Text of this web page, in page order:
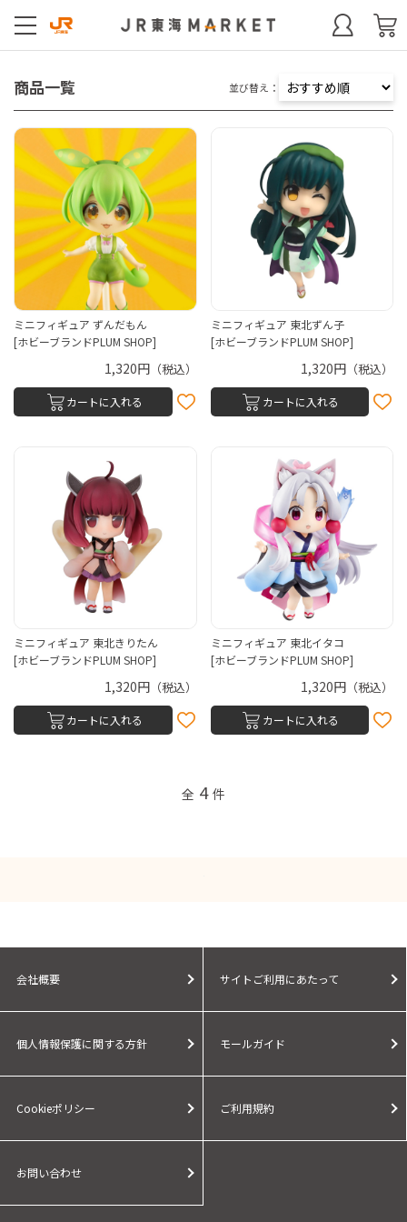
商品一覧 並び替え：
ミニフィギュア ずんだもん
[ホビーブランドPLUM SHOP]
1,320円（税込）
カートに入れる
ミニフィギュア 東北ずん子
[ホビーブランドPLUM SHOP]
1,320円 （税込）
カートに入れる
ミニフィギュア 東北きりたん
[ホビーブランドPLUM SHOP]
1,320円（税込）
カートに入れる
ミニフィギュア 東北イタコ
[ホビーブランドPLUM SHOP]
1,320円 （税込）
カートに入れる
全 4 件
会社概要 サイトご利用にあたって
個人情報保護に関する方針 モールガイド
Cookieポリシー ご利用規約
お問い合わせ